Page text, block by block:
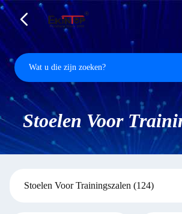
Stoelen Voor
Stoelen Voor Trainingszalen (124)